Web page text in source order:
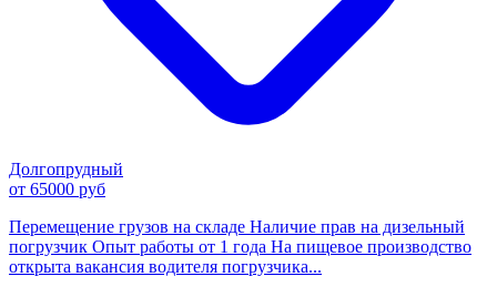
Долгопрудный
от 65000 руб
Перемещение грузов на складе Наличие прав на дизельный
погрузчик Опыт работы от 1 года На пищевое производство
открыта вакансия водителя погрузчика...